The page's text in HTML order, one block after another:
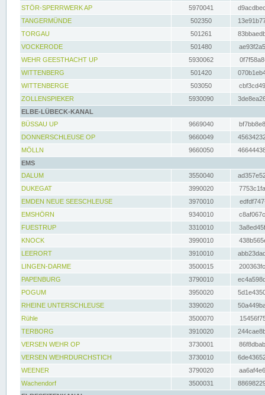
STÖR-SPERRWERK AP 5970041
TANGERMÜNDE
502350
TORGAU
501261
VOCKERODE
501480
WEHR GEESTHACHT UP
5930062
WITTENBERG
501420
WITTENBERGE
503050
ZOLLENSPIEKER
5930090
ELBE-LÜBECK-KANAL
BÜSSAU UP
9669040
DONNERSCHLEUSE OP
9660049
MÖLLN
9660050
EMS
DALUM
3550040
DUKEGAT
3990020
EMDEN NEUE SEESCHLEUSE
3970010
EMSHÖRN
9340010
FUESTRUP
3310010
KNOCK
3990010
LEERORT
3910010
LINGEN-DARME
3500015
PAPENBURG
3790010
POGUM
3950020
RHEINE UNTERSCHLEUSE
3390020
Rühle
3500070
TERBORG
3910020
VERSEN WEHR OP
3730001
VERSEN WEHRDURCHSTICH
3730010
WEENER
3790020
Wachendorf
3500031